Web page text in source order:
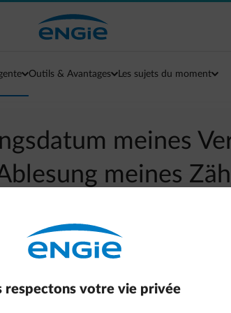
Outils & Avantages Les sujets du moment
meines
meines
Aller à la page contact
respectons votre vie privée